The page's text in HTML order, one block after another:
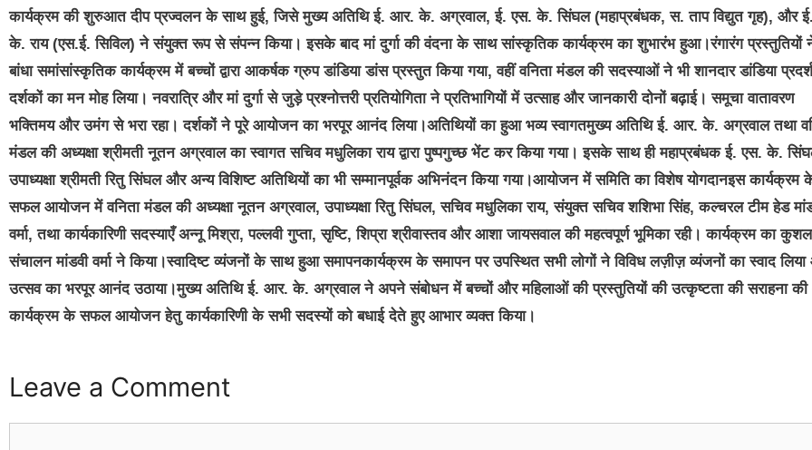
कार्यक्रम की शुरुआत दीप प्रज्वलन के साथ हुई, जिसे मुख्य अतिथि ई. आर. के. अग्रवाल, ई. एस. के. सिंघल (महाप्रबंधक, स. ताप विद्युत गृह), और
के. राय (एस.ई. सिविल) ने संयुक्त रूप से संपन्न किया। इसके बाद मां दुर्गा की वंदना के साथ सांस्कृतिक कार्यक्रम का शुभारंभ हुआ।रंगारंग प्रस्तुतियों
बांधा समांसांस्कृतिक कार्यक्रम में बच्चों द्वारा आकर्षक ग्रुप डांडिया डांस प्रस्तुत किया गया, वहीं वनिता मंडल की सदस्याओं ने भी शानदार डांडिया
दर्शकों का मन मोह लिया। नवरात्रि और मां दुर्गा से जुड़े प्रश्नोत्तरी प्रतियोगिता ने प्रतिभागियों में उत्साह और जानकारी दोनों बढ़ाई। समूचा वातावरण
भक्तिमय और उमंग से भरा रहा। दर्शकों ने पूरे आयोजन का भरपूर आनंद लिया।अतिथियों का हुआ भव्य स्वागतमुख्य अतिथि ई. आर. के. अग्रवाल तथा
मंडल की अध्यक्षा श्रीमती नूतन अग्रवाल का स्वागत सचिव मधुलिका राय द्वारा पुष्पगुच्छ भेंट कर किया गया। इसके साथ ही महाप्रबंधक ई. एस. के.
उपाध्यक्षा श्रीमती रितु सिंघल और अन्य विशिष्ट अतिथियों का भी सम्मानपूर्वक अभिनंदन किया गया।आयोजन में समिति का विशेष योगदानइस कार्यक्रम
सफल आयोजन में वनिता मंडल की अध्यक्षा नूतन अग्रवाल, उपाध्यक्षा रितु सिंघल, सचिव मधुलिका राय, संयुक्त सचिव शशिभा सिंह, कल्चरल टीम हेड
वर्मा, तथा कार्यकारिणी सदस्याएँ अन्नू मिश्रा, पल्लवी गुप्ता, सृष्टि, शिप्रा श्रीवास्तव और आशा जायसवाल की महत्वपूर्ण भूमिका रही। कार्यक्रम का कुशल
संचालन मांडवी वर्मा ने किया।स्वादिष्ट व्यंजनों के साथ हुआ समापनकार्यक्रम के समापन पर उपस्थित सभी लोगों ने विविध लज़ीज़ व्यंजनों का स्वाद
उत्सव का भरपूर आनंद उठाया।मुख्य अतिथि ई. आर. के. अग्रवाल ने अपने संबोधन में बच्चों और महिलाओं की प्रस्तुतियों की उत्कृष्टता की सराहना
कार्यक्रम के सफल आयोजन हेतु कार्यकारिणी के सभी सदस्यों को बधाई देते हुए आभार व्यक्त किया।
Leave a Comment